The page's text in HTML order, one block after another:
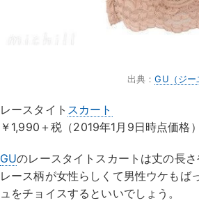
出典：GU（ジー
レースタイト スカート
￥1,990＋税（2019年1月9日時点価格）
GUのレースタイトスカートは丈の長
レース柄が女性らしくて男性ウケもば
ュをチョイスするといいでしょう。